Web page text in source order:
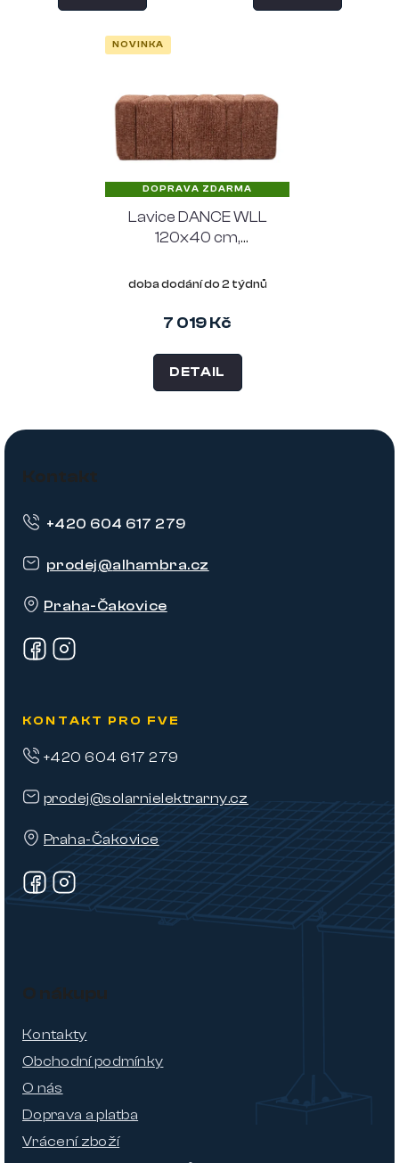
NOVINKA
DOPRAVA ZDARMA
Lavice DANCE WLL
120x40 cm,
doba dodání do 2 týdnů
7 019 Kč
DETAIL
Z
Kontakt
prodej@alhambra.cz
Praha-Čakovice
+420 604 617 279
KONTAKT PRO FVE
prodej@solarnielektrarny.cz
Praha-Čakovice
+420 604 617 279
O nákupu
Kontakty
Obchodní podmínky
O nás
Doprava a platba
Vrácení zboží